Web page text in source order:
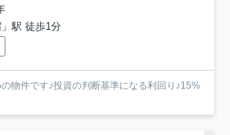
駅 徒歩1分
物件です♪投資の判断基準になる利回り♪15%